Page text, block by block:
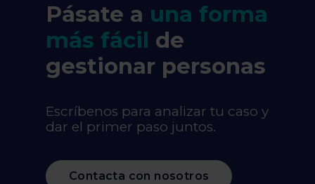
Pásate a una forma
más fácil de
gestionar personas
Escríbenos para analizar tu caso y
dar el primer paso juntos.
Contacta con nosotros